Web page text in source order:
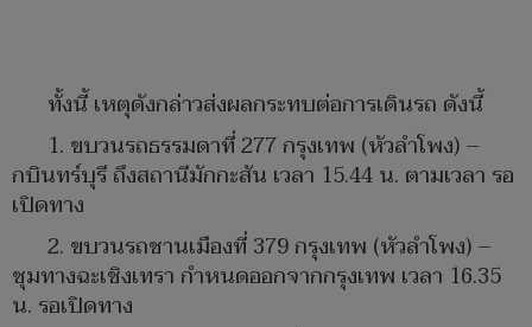
ทั้งนี้ เหตุดังกล่าวส่งผลกระทบต่อการเดินรถ ดังนี้
1. ขบวนรถธรรมดาที่ 277 กรุงเทพ (หัวลำโพง) –
กบินทร์บุรี ถึงสถานีมักกะสัน เวลา 15.44 น. ตามเวลา รอ
เปิดทาง
2. ขบวนรถชานเมืองที่ 379 กรุงเทพ (หัวลำโพง) –
ชุมทางฉะเชิงเทรา กำหนดออกจากกรุงเทพ เวลา 16.35
น. รอเปิดทาง